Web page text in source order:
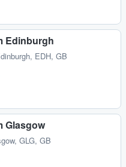
Edinburgh
EDH, GB
Glasgow
GLG, GB